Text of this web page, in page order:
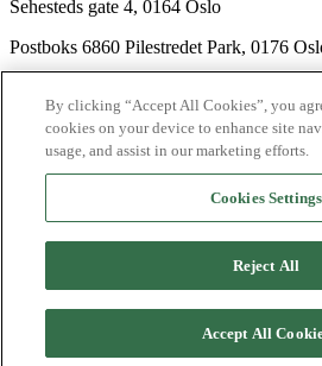
Sehesteds gate 4, 0164 Oslo
Postboks 6860 Pilestredet Park, 0176
Nyhetsbrev
Ledige stillinger
Send inn manus
Agency
Personvernerklæringer
By clicking “Accept All Cookies”, you
cookies on your device to enhance site
usage, and assist in our marketing efforts.
Cookies Settings
Reject All
Accept All